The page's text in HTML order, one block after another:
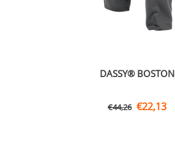
DASSY® BOSTON
€44,26 €22,13